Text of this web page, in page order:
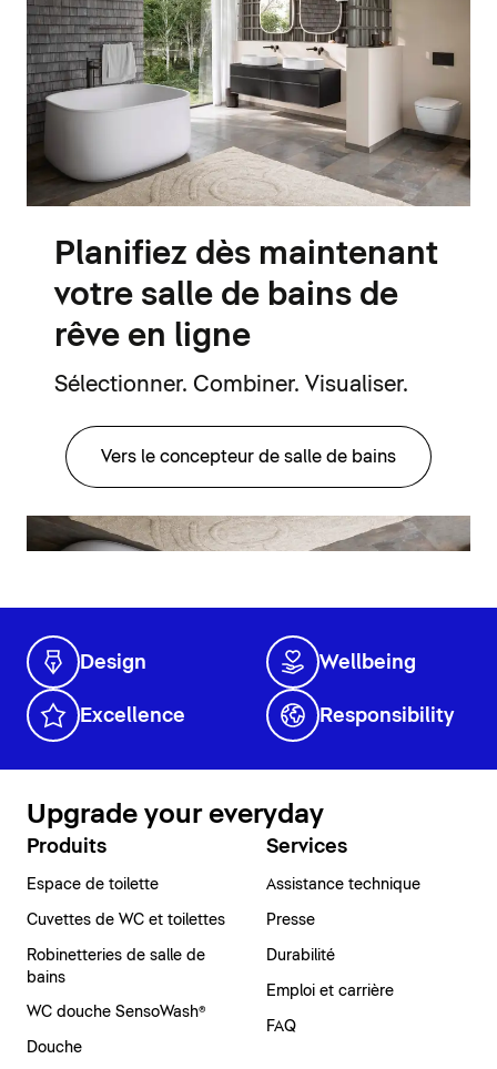
Planifiez dès maintenant
votre salle de bains de
rêve en ligne
Sélectionner. Combiner. Visualiser.
Vers le concepteur de salle de bains
Design Wellbeing
Excellence Responsibility
Upgrade your everyday
Produits
Espace de toilette
Cuvettes de WC et toilettes
Robinetteries de salle de
bains
WC douche SensoWash®
Douche
Services
Assistance technique
Presse
Durabilité
Emploi et carrière
FAQ